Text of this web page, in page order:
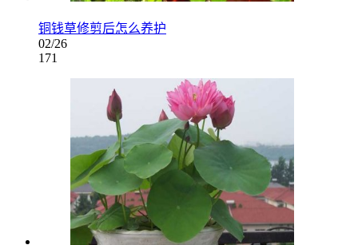
铜钱草修剪后怎么养护
02/26
171